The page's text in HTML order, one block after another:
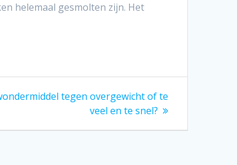
helemaal gesmolten zijn. Het
tegen overgewicht of te
veel en te snel?